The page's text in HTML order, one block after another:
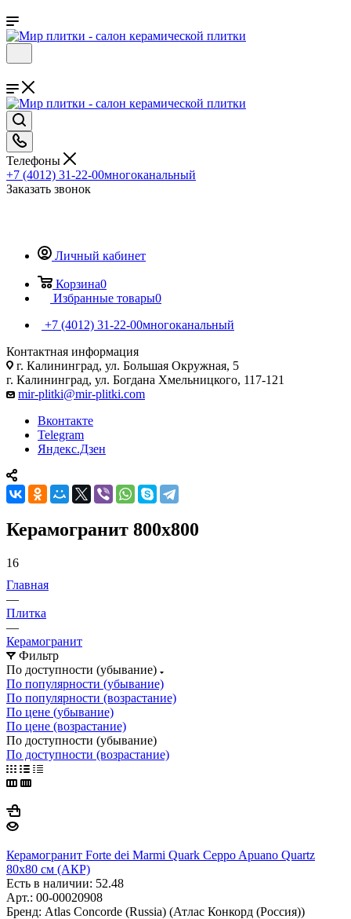
Телефоны
+7 (4012) 31-22-00многоканальный
Заказать звонок
Личный кабинет
Корзина0
Избранные товары0
+7 (4012) 31-22-00многоканальный
Контактная информация
г. Калининград, ул. Большая Окружная, 5
г. Калининград, ул. Богдана Хмельницкого, 117-121
mir-plitki@mir-plitki.com
Вконтакте
Telegram
Яндекс.Дзен
Керамогранит 800х800
16
Главная
—
Плитка
—
Керамогранит
Фильтр
По доступности (убывание)
По популярности (убывание)
По популярности (возрастание)
По цене (убывание)
По цене (возрастание)
По доступности (убывание)
По доступности (возрастание)
Керамогранит Forte dei Marmi Quark Ceppo Apuano Quartz
80x80 см (АКР)
Есть в наличии: 52.48
Арт.: 00-00020908
Бренд: Atlas Concorde (Russia) (Атлас Конкорд (Россия))